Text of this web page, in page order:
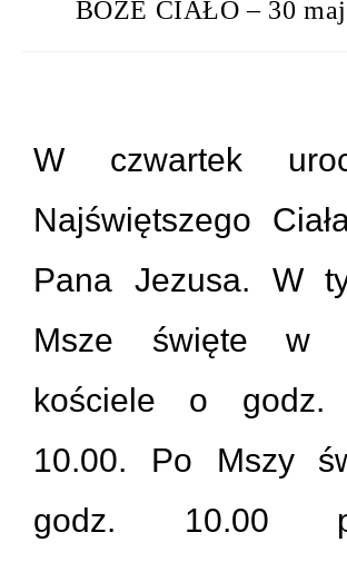
BOŻE CIAŁO – 30
W czwartek
Najświętszego
Pana Jezusa. W
Msze święte w
kościele o
10.00. Po Mszy
godz. 10.00